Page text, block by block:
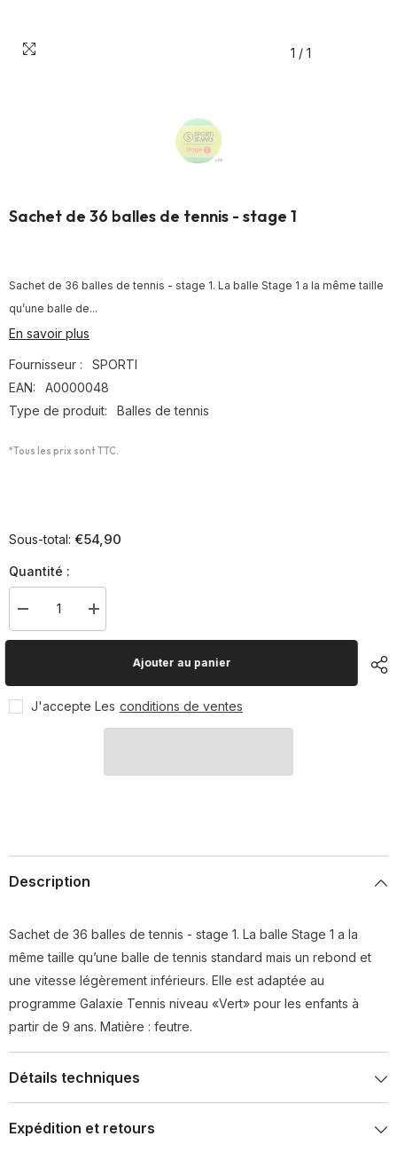
1 / 1
Sachet de 36 balles de tennis - stage 1
Sachet de 36 balles de tennis - stage 1. La balle Stage 1 a la même taille
qu’une balle de...
En savoir plus
Fournisseur :
SPORTI
EAN:
A0000048
Type de produit:
Balles de tennis
*Tous les prix sont TTC.
Sous-total: €54,90
Quantité :
Diminuer
la
quantité
de
36
balles
Augmenter
la
quantité
de
36
balles
de
Ajouter au panier
J'accepte Les conditions de ventes
Description
Sachet de 36 balles de tennis - stage 1. La balle Stage 1 a la
même taille qu’une balle de tennis standard mais un rebond et
une vitesse légèrement inférieurs. Elle est adaptée au
programme Galaxie Tennis niveau «Vert» pour les enfants à
partir de 9 ans. Matière : feutre.
Détails techniques
Expédition et retours